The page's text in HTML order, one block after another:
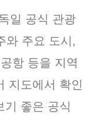
일 공식 관광
와 주요 도시,
항 등을 지역
지도에서 확인
기 좋은 공식